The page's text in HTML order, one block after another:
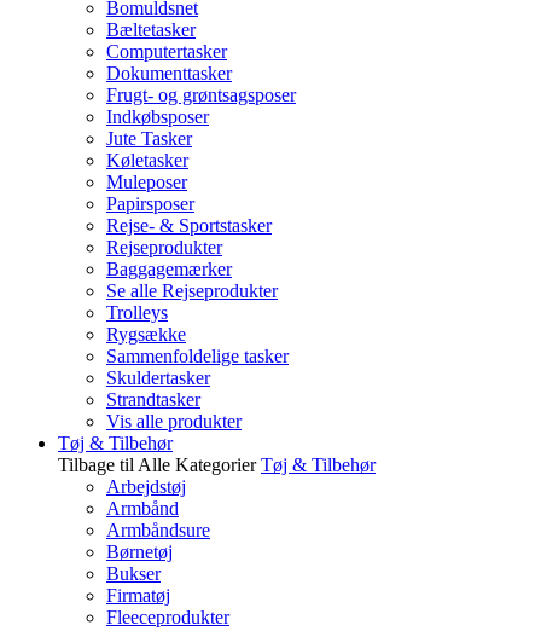
Bomuldsnet
Bæltetasker
Computertasker
Dokumenttasker
Frugt- og grøntsagsposer
Indkøbsposer
Jute Tasker
Køletasker
Muleposer
Papirsposer
Rejse- & Sportstasker
Rejseprodukter
Baggagemærker
Se alle Rejseprodukter
Trolleys
Rygsække
Sammenfoldelige tasker
Skuldertasker
Strandtasker
Vis alle produkter
Tøj & Tilbehør
Tilbage til Alle Kategorier Tøj & Tilbehør
Arbejdstøj
Armbånd
Armbåndsure
Børnetøj
Bukser
Firmatøj
Fleeceprodukter